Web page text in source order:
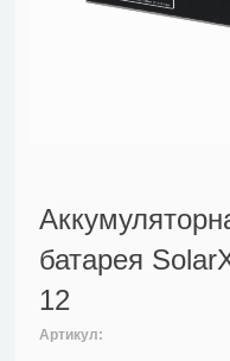
батарея
12
Артикул: